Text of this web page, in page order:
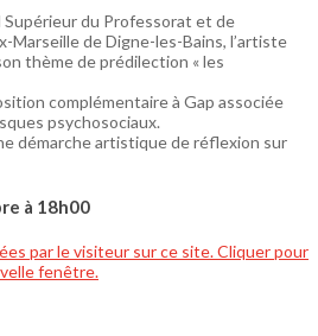
du Professorat et de
Marseille de Digne-les-Bains, l’artiste
thème de prédilection « les
complémentaire à Gap associée
psychosociaux.
démarche artistique de réflexion sur
à 18h00
par le visiteur sur ce site. Cliquer pour
fenêtre.